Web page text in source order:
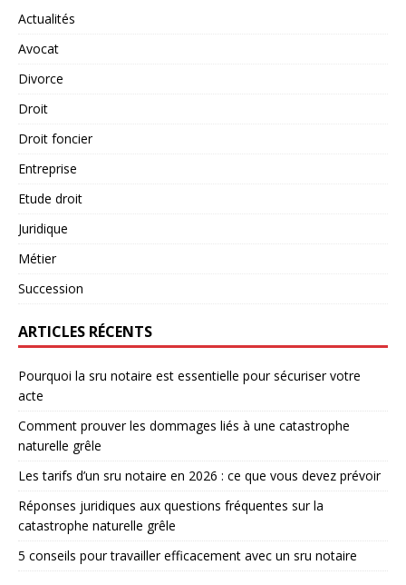
Actualités
Avocat
Divorce
Droit
Droit foncier
Entreprise
Etude droit
Juridique
Métier
Succession
ARTICLES RÉCENTS
Pourquoi la sru notaire est essentielle pour sécuriser votre
acte
Comment prouver les dommages liés à une catastrophe
naturelle grêle
Les tarifs d’un sru notaire en 2026 : ce que vous devez prévoir
Réponses juridiques aux questions fréquentes sur la
catastrophe naturelle grêle
5 conseils pour travailler efficacement avec un sru notaire